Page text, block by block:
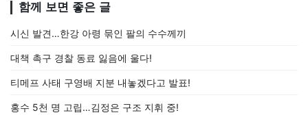
함께 보면 좋은 글
시신 발견…한강 아령 묶인 팔의 수수께끼
대책 촉구 경찰 동료 잃음에 울다!
티메프 사태 구영배 지분 내놓겠다고 발표!
홍수 5천 명 고립…김정은 구조 지휘 중!